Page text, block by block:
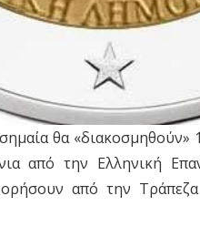
θα «διακοσμηθούν»
από την Ελληνική
από την